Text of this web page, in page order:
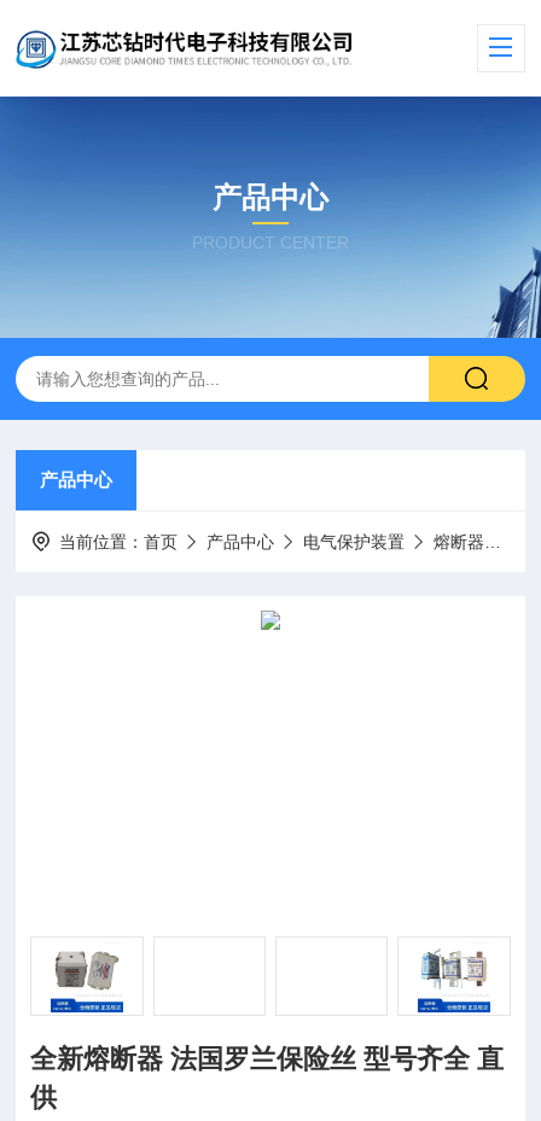
产品中心
PRODUCT CENTER
产品中心
当前位置：首页 产品中心 电气保护装置 熔断器
全新熔断器 法国罗兰保险丝 型号齐全 直
供